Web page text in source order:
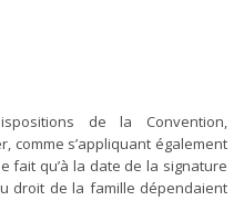
de la Convention,
comme s’appliquant également
fait qu’à la date de la signature
droit de la famille dépendaient